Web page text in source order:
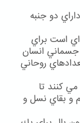
دو جنبه
است براي
انسان
روحاني
كنند تا
و بقاي نسل و